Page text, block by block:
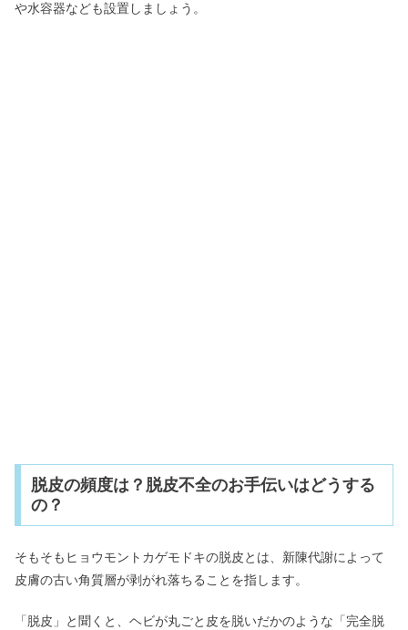
や水容器なども設置しましょう。
脱皮の頻度は？脱皮不全のお手伝いはどうする
の？
そもそもヒョウモントカゲモドキの脱皮とは、新陳代謝によって
皮膚の古い角質層が剥がれ落ちることを指します。
「脱皮」と聞くと、ヘビが丸ごと皮を脱いだかのような「完全脱